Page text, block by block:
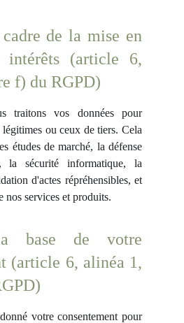
de la mise en
intérêts (article 6,
f) du RGPD)
traitons vos données pour
ou ceux de tiers. Cela
études de marché, la défense
sécurité informatique, la
d'actes répréhensibles, et
nos services et produits.
base de votre
(article 6, alinéa 1,
votre consentement pour